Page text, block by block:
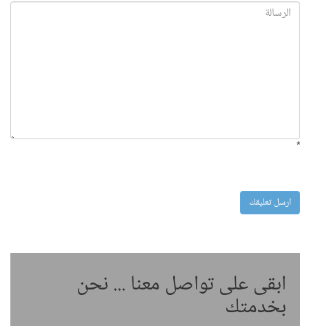
*
ابقى على تواصل معنا ... نحن
بخدمتك